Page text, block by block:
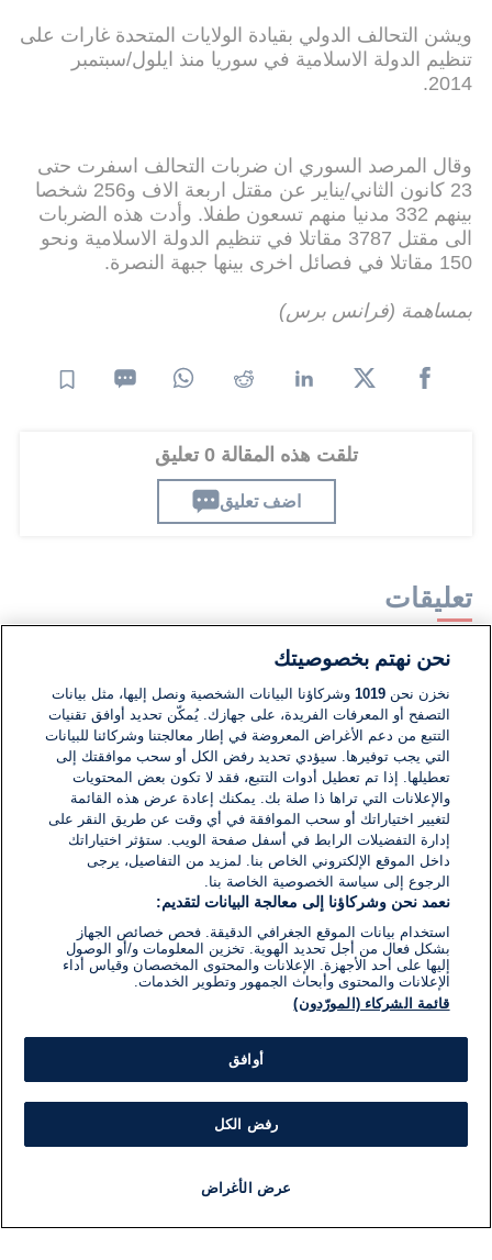
ويشن التحالف الدولي بقيادة الولايات المتحدة غارات على
تنظيم الدولة الاسلامية في سوريا منذ ايلول/سبتمبر
2014.
وقال المرصد السوري ان ضربات التحالف اسفرت حتى
23 كانون الثاني/يناير عن مقتل اربعة الاف و256 شخصا
بينهم 332 مدنيا منهم تسعون طفلا. وأدت هذه الضربات
الى مقتل 3787 مقاتلا في تنظيم الدولة الاسلامية ونحو
150 مقاتلا في فصائل اخرى بينها جبهة النصرة.
بمساهمة (فرانس برس)
تلقت هذه المقالة 0 تعليق
اضف تعليق
تعليقات
لا توجد تعليقات مكتوبة حتى الآن. كن الأول!
اكتب تعليقًا جديدًا ...
نحن نهتم بخصوصيتك
نخزن نحن1019 وشركاؤنا البيانات الشخصية ونصل إليها، مثل بيانات
التصفح أو المعرفات الفريدة، على جهازك. يُمكّن تحديد أوافق تقنيات
التتبع من دعم الأغراض المعروضة في إطار معالجتنا وشركائنا للبيانات
التي يجب توفيرها. سيؤدي تحديد رفض الكل أو سحب موافقتك إلى
تعطيلها. إذا تم تعطيل أدوات التتبع، فقد لا تكون بعض المحتويات
والإعلانات التي تراها ذا صلة بك. يمكنك إعادة عرض هذه القائمة
لتغيير اختياراتك أو سحب الموافقة في أي وقت عن طريق النقر على
إدارة التفضيلات الرابط في أسفل صفحة الويب. ستؤثر اختياراتك
داخل الموقع الإلكتروني الخاص بنا. لمزيد من التفاصيل، يرجى
الرجوع إلى سياسة الخصوصية الخاصة بنا.
نعمد نحن وشركاؤنا إلى معالجة البيانات لتقديم:
استخدام بيانات الموقع الجغرافي الدقيقة. فحص خصائص الجهاز
بشكل فعال من أجل تحديد الهوية. تخزين المعلومات و/أو الوصول
إليها على أحد الأجهزة. الإعلانات والمحتوى المخصصان وقياس أداء
الإعلانات والمحتوى وأبحاث الجمهور وتطوير الخدمات.
قائمة الشركاء (المورّدون)
أوافق
رفض الكل
عرض الأغراض